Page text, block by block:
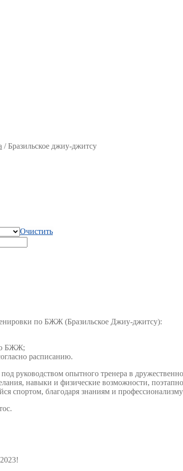
/Бразильское джиу-джитсу
Очистить
по БЖЖ (Бразильское Джиу-джитсу):
БЖЖ;
расписанию.
руководством опытного тренера в
навыки и физические возможности,
спортом, благодаря знаниям и